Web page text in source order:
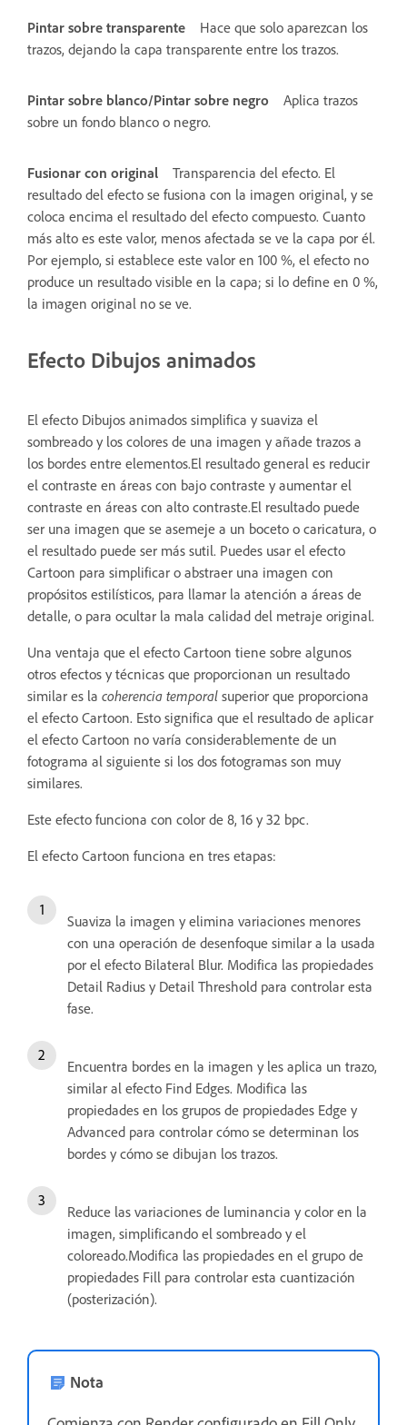
Pintar sobre transparente
Hace que solo aparezcan los
trazos, dejando la capa transparente entre los trazos.
Pintar sobre blanco/Pintar sobre negro
Aplica trazos
sobre un fondo blanco o negro.
Fusionar con original
Transparencia del efecto. El
resultado del efecto se fusiona con la imagen original, y se
coloca encima el resultado del efecto compuesto. Cuanto
más alto es este valor, menos afectada se ve la capa por él.
Por ejemplo, si establece este valor en 100 %, el efecto no
produce un resultado visible en la capa; si lo define en 0 %,
la imagen original no se ve.
Efecto Dibujos animados
El efecto Dibujos animados simplifica y suaviza el
sombreado y los colores de una imagen y añade trazos a
los bordes entre elementos.El resultado general es reducir
el contraste en áreas con bajo contraste y aumentar el
contraste en áreas con alto contraste.El resultado puede
ser una imagen que se asemeje a un boceto o caricatura, o
el resultado puede ser más sutil. Puedes usar el efecto
Cartoon para simplificar o abstraer una imagen con
propósitos estilísticos, para llamar la atención a áreas de
detalle, o para ocultar la mala calidad del metraje original.
Una ventaja que el efecto Cartoon tiene sobre algunos
otros efectos y técnicas que proporcionan un resultado
similar es la coherencia temporal superior que proporciona
el efecto Cartoon. Esto significa que el resultado de aplicar
el efecto Cartoon no varía considerablemente de un
fotograma al siguiente si los dos fotogramas son muy
similares.
Este efecto funciona con color de 8, 16 y 32 bpc.
El efecto Cartoon funciona en tres etapas:
Suaviza la imagen y elimina variaciones menores
con una operación de desenfoque similar a la usada
por el efecto Bilateral Blur. Modifica las propiedades
Detail Radius y Detail Threshold para controlar esta
fase.
Encuentra bordes en la imagen y les aplica un trazo,
similar al efecto Find Edges. Modifica las
propiedades en los grupos de propiedades Edge y
Advanced para controlar cómo se determinan los
bordes y cómo se dibujan los trazos.
Reduce las variaciones de luminancia y color en la
imagen, simplificando el sombreado y el
coloreado.Modifica las propiedades en el grupo de
propiedades Fill para controlar esta cuantización
(posterización).
Nota